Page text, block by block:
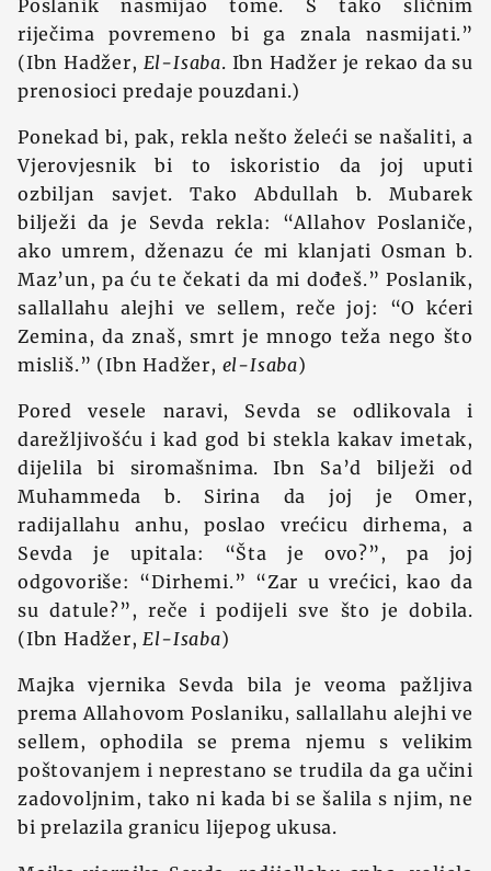
Poslanik nasmijao tome. S tako sličnim
riječima povremeno bi ga znala nasmijati.”
(Ibn Hadžer, El-Isaba. Ibn Hadžer je rekao da su
prenosioci predaje pouzdani.)
Ponekad bi, pak, rekla nešto želeći se našaliti, a
Vjerovjesnik bi to iskoristio da joj uputi
ozbiljan savjet. Tako Abdullah b. Mubarek
bilježi da je Sevda rekla: “Allahov Poslaniče,
ako umrem, dženazu će mi klanjati Osman b.
Maz’un, pa ću te čekati da mi dođeš.” Poslanik,
sallallahu alejhi ve sellem, reče joj: “O kćeri
Zemina, da znaš, smrt je mnogo teža nego što
misliš.” (Ibn Hadžer, el-Isaba)
Pored vesele naravi, Sevda se odlikovala i
darežljivošću i kad god bi stekla kakav imetak,
dijelila bi siromašnima. Ibn Sa’d bilježi od
Muhammeda b. Sirina da joj je Omer,
radijallahu anhu, poslao vrećicu dirhema, a
Sevda je upitala: “Šta je ovo?”, pa joj
odgovoriše: “Dirhemi.” “Zar u vrećici, kao da
su datule?”, reče i podijeli sve što je dobila.
(Ibn Hadžer,El-Isaba)
Majka vjernika Sevda bila je veoma pažljiva
prema Allahovom Poslaniku, sallallahu alejhi ve
sellem, ophodila se prema njemu s velikim
poštovanjem i neprestano se trudila da ga učini
zadovoljnim, tako ni kada bi se šalila s njim, ne
bi prelazila granicu lijepog ukusa.